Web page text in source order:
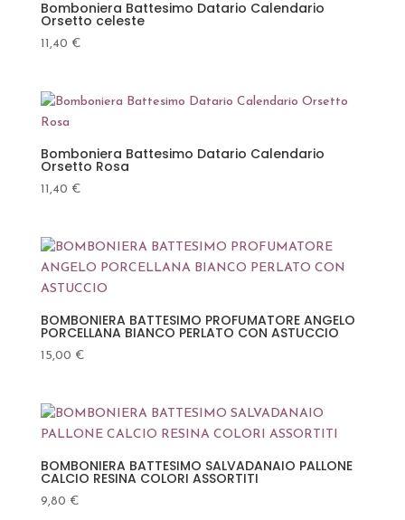
Bomboniera Battesimo Datario Calendario
Orsetto celeste
11,40 €
Bomboniera Battesimo Datario Calendario
Orsetto Rosa
11,40 €
BOMBONIERA BATTESIMO PROFUMATORE ANGELO
PORCELLANA BIANCO PERLATO CON ASTUCCIO
15,00 €
BOMBONIERA BATTESIMO SALVADANAIO PALLONE
CALCIO RESINA COLORI ASSORTITI
9,80 €